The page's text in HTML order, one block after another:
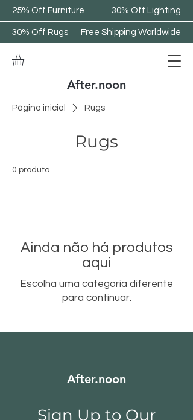
25% Off Furniture 30% Off Lighting
30% Off Rugs Free Shipping Worldwide
After.noon
Página inicial Rugs
Rugs
0 produto
Ainda não há produtos
aqui
Escolha uma categoria diferente
para continuar.
After.noon
Sign Up to Our